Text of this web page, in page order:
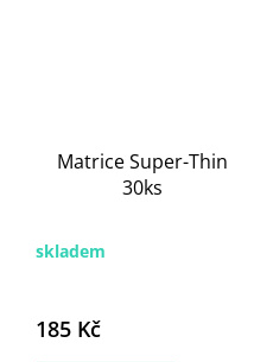
Matrice Super-Thin
30ks
skladem
185 Kč